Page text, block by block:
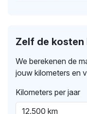
Zelf de kosten
We berekenen de
jouw kilometers en
Kilometers per jaar